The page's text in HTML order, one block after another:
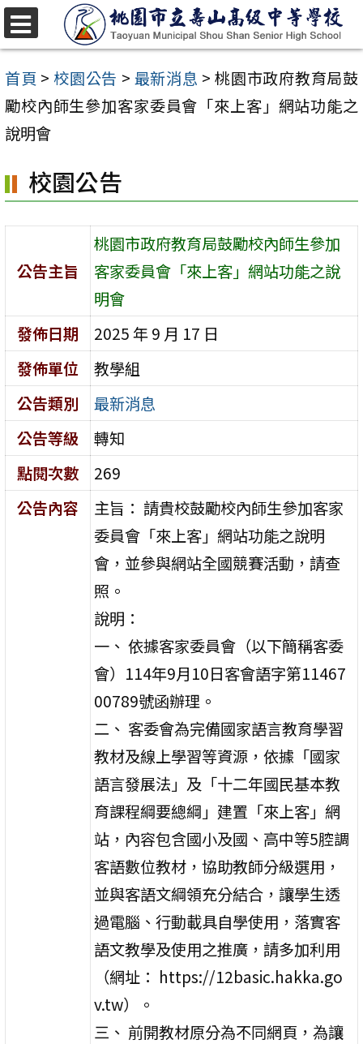
跳
至
主
要
內
區
首頁 > 校園公告 > 最新消息 > 桃園市政府教育局鼓
勵校內師生參加客家委員會「來上客」網站功能之
說明會
校園公告
公告主旨
桃園市政府教育局鼓勵校內師生參加
客家委員會「來上客」網站功能之說
明會
發佈日期
2025 年 9 月 17 日
發佈單位
教學組
公告類別
最新消息
公告等級
轉知
點閱次數
269
公告內容
主旨： 請貴校鼓勵校內師生參加客家
委員會「來上客」網站功能之說明
會，並參與網站全國競賽活動，請查
照。
說明：
一、 依據客家委員會（以下簡稱客委
會）114年9月10日客會語字第11467
00789號函辦理。
二、 客委會為完備國家語言教育學習
教材及線上學習等資源，依據「國家
語言發展法」及「十二年國民基本教
育課程綱要總綱」建置「來上客」網
站，內容包含國小及國、高中等5腔調
客語數位教材，協助教師分級選用，
並與客語文綱領充分結合，讓學生透
過電腦、行動載具自學使用，落實客
語文教學及使用之推廣，請多加利用
（網址： https://12basic.hakka.go
v.tw）。
三、 前開教材原分為不同網頁，為讓
選
單